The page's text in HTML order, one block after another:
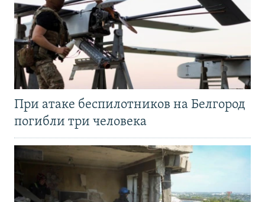
При атаке беспилотников на Белгород
погибли три человека